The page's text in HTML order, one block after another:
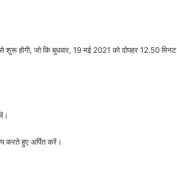
शुरू होगी, जो कि बुधवार, 19 मई 2021 को दोपहर 12.50 मिनट
करते हुए अर्पित करें।